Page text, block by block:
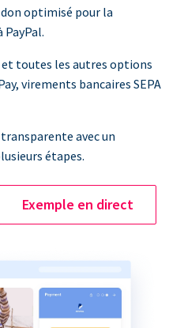
optimisé pour la
et toutes les autres options
virements bancaires SEPA
avec un
étapes.
Exemple en direct